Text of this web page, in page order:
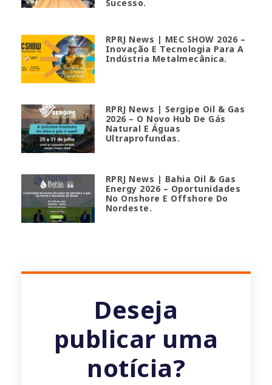
Sucesso.
RPRJ News | MEC SHOW 2026 –
Inovação E Tecnologia Para A
Indústria Metalmecânica.
RPRJ News | Sergipe Oil & Gas
2026 – O Novo Hub De Gás
Natural E Águas
Ultraprofundas.
RPRJ News | Bahia Oil & Gas
Energy 2026 – Oportunidades
No Onshore E Offshore Do
Nordeste.
Deseja
publicar uma
notícia?